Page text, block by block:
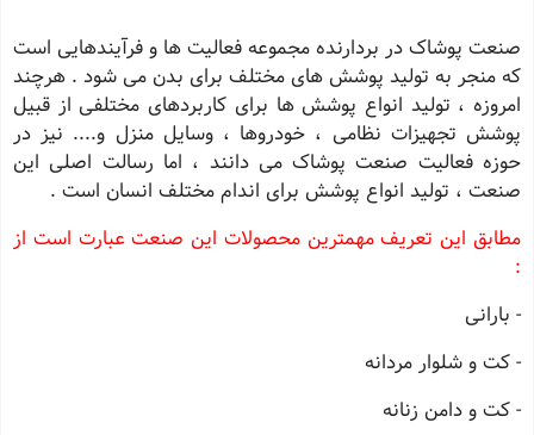
صنعت پوشاک در بردارنده مجموعه فعالیت ها و فرآیندهایی است
که منجر به تولید پوشش های مختلف برای بدن می شود . هرچند
امروزه ، تولید انواع پوشش ها برای کاربردهای مختلفی از قبیل
پوشش تجهیزات نظامی ، خودروها ، وسایل منزل و.... نیز در
حوزه فعالیت صنعت پوشاک می دانند ، اما رسالت اصلی این
صنعت ، تولید انواع پوشش برای اندام مختلف انسان است .
مطابق این تعریف مهمترین محصولات این صنعت عبارت است از
:
- بارانی
- کت و شلوار مردانه
- کت و دامن زنانه